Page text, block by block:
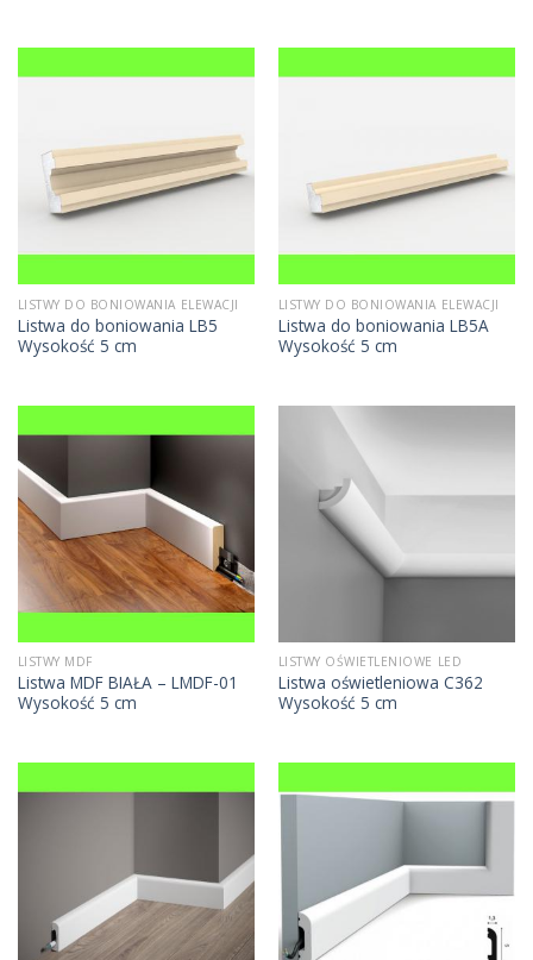
LISTWY DO BONIOWANIA ELEWACJI
Listwa do boniowania LB5
Wysokość 5 cm
LISTWY DO BONIOWANIA ELEWACJI
Listwa do boniowania LB5A
Wysokość 5 cm
LISTWY MDF
Listwa MDF BIAŁA – LMDF-01
Wysokość 5 cm
LISTWY OŚWIETLENIOWE LED
Listwa oświetleniowa C362
Wysokość 5 cm